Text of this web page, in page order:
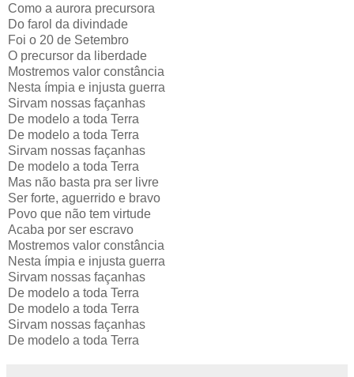
Como a aurora precursora
Do farol da divindade
Foi o 20 de Setembro
O precursor da liberdade
Mostremos valor constância
Nesta ímpia e injusta guerra
Sirvam nossas façanhas
De modelo a toda Terra
De modelo a toda Terra
Sirvam nossas façanhas
De modelo a toda Terra
Mas não basta pra ser livre
Ser forte, aguerrido e bravo
Povo que não tem virtude
Acaba por ser escravo
Mostremos valor constância
Nesta ímpia e injusta guerra
Sirvam nossas façanhas
De modelo a toda Terra
De modelo a toda Terra
Sirvam nossas façanhas
De modelo a toda Terra